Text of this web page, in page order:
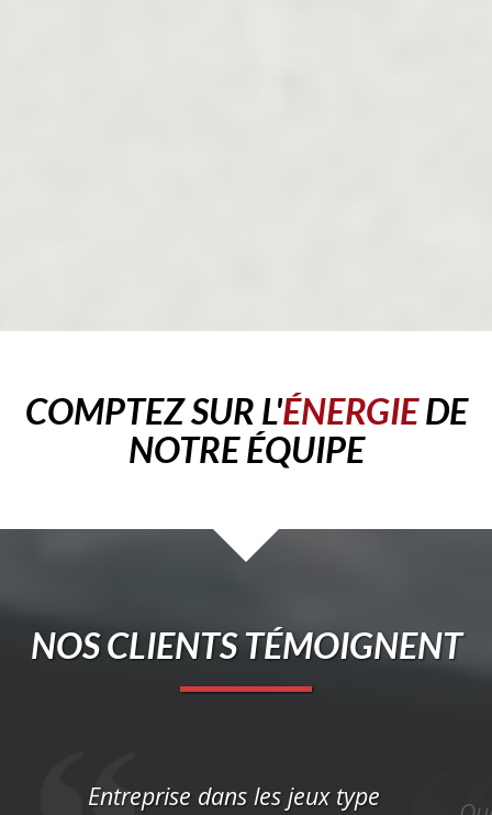
COMPTEZ SUR L'ÉNERGIEDE
NOTRE ÉQUIPE
NOS CLIENTS TÉMOIGNENT
Entreprise dans les jeux type